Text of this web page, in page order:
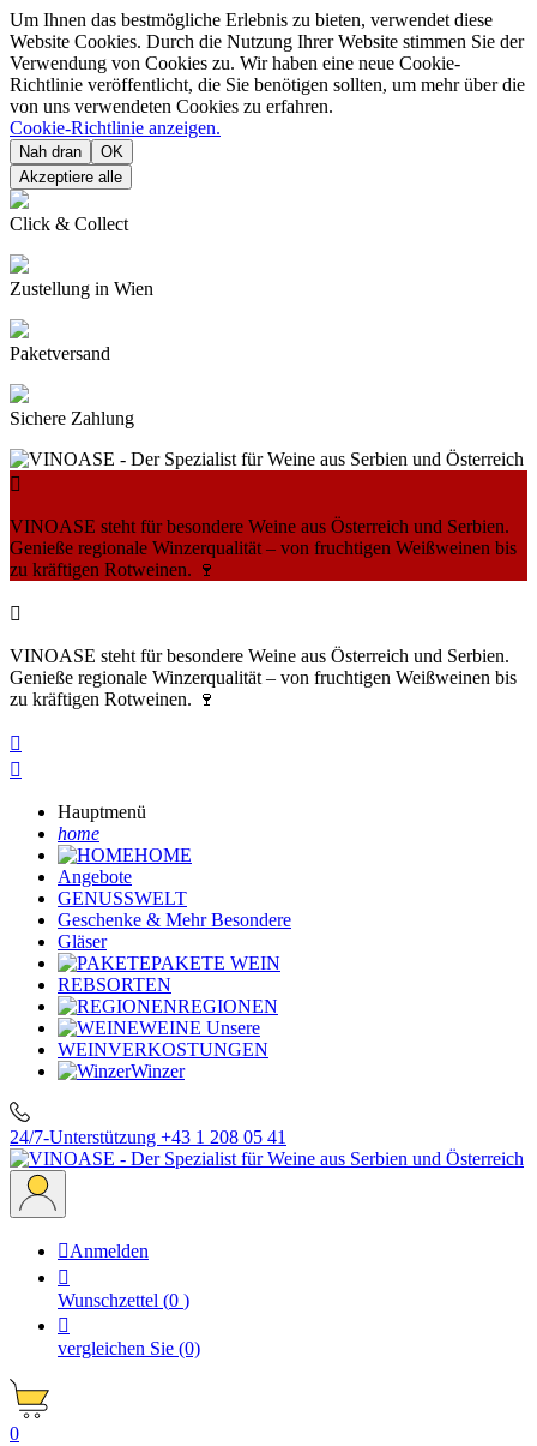
Um Ihnen das bestmögliche Erlebnis zu bieten, verwendet diese
Website Cookies. Durch die Nutzung Ihrer Website stimmen Sie der
Verwendung von Cookies zu. Wir haben eine neue Cookie-
Richtlinie veröffentlicht, die Sie benötigen sollten, um mehr über die
von uns verwendeten Cookies zu erfahren.
Cookie-Richtlinie anzeigen.
Nah dran
OK
Akzeptiere alle
Click & Collect
Zustellung in Wien
Paketversand
Sichere Zahlung

VINOASE steht für besondere Weine aus Österreich und Serbien.
Genieße regionale Winzerqualität – von fruchtigen Weißweinen bis
zu kräftigen Rotweinen. 🍷

VINOASE steht für besondere Weine aus Österreich und Serbien.
Genieße regionale Winzerqualität – von fruchtigen Weißweinen bis
zu kräftigen Rotweinen. 🍷


Hauptmenü
home
HOME
Angebote
GENUSSWELT
Geschenke & MehrBesondere
Gläser
PAKETE WEIN
REBSORTEN
REGIONEN
WEINE Unsere
WEINVERKOSTUNGEN
Winzer
24/7-Unterstützung +43 1 208 05 41
Anmelden

Wunschzettel (0 )

vergleichen Sie (0)
0